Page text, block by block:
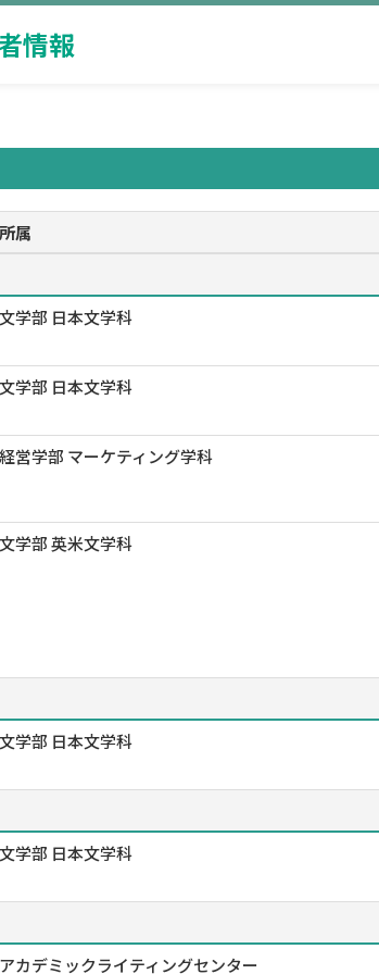
情報
所属
文学部 日本文学科
文学部 日本文学科
経営学部 マーケティング学科
文学部 英米文学科
文学部 日本文学科
文学部 日本文学科
アカデミックライティングセンター